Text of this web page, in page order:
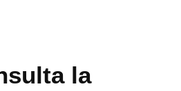
la